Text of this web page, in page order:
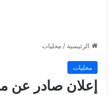
الرئيسية / محليات
محليات
إعلان صادر عن